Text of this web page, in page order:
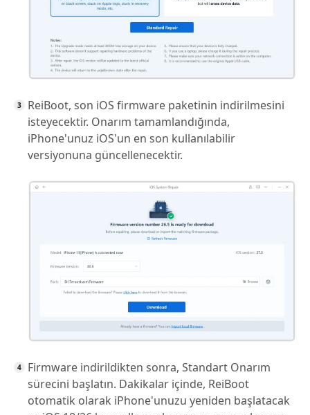
ReiBoot, son iOS firmware paketinin indirilmesini
isteyecektir. Onarım tamamlandığında,
iPhone'unuz iOS'un en son kullanılabilir
versiyonuna güncellenecektir.
Firmware indirildikten sonra, Standart Onarım
sürecini başlatın. Dakikalar içinde, ReiBoot
otomatik olarak iPhone'unuzu yeniden başlatacak